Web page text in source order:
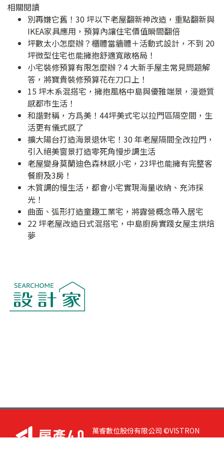
相關閱讀
別再嫌它舊！30 坪以下老屋翻新神改造，重點翻新與
IKEA家具應用，預算內讓住宅價值瞬間翻倍
坪數太小怎麼辦？櫃體當牆體＋活動式設計，不到 20
坪微型住宅也能擁抱舒適寬敞格局！
小宅裝修預算有限怎麼辦？4 大新手屋主常見問題解
答，將寶貴裝修預算花在刀口上！
15 坪木系混搭宅，擁抱風格中島與優雅端景，漫遊質
感都市生活！
和諧對稱，方爲美！44坪美式宅以拉門區隔空間，生
活更有儀式感了
擴大陽台打造海景退休宅！30 年老屋隔間全改拉門，
引入絕美窗景打造零死角慢步調生活
老屋變身莫蘭迪色森林感小宅，23坪也能擁有完整客
餐廚及3房！
木質調的慢生活，都會小宅實現海量收納、充沛採
光！
曲面、弧形打造童趣工業宅，將露營概念帶入居宅
22 坪老屋改造日式混搭宅，中島廚房實踐女屋主烘焙
夢
萬睿數位股份有限公司 ©VISTRON
DIGITAL All Right Reserved. 若您有任